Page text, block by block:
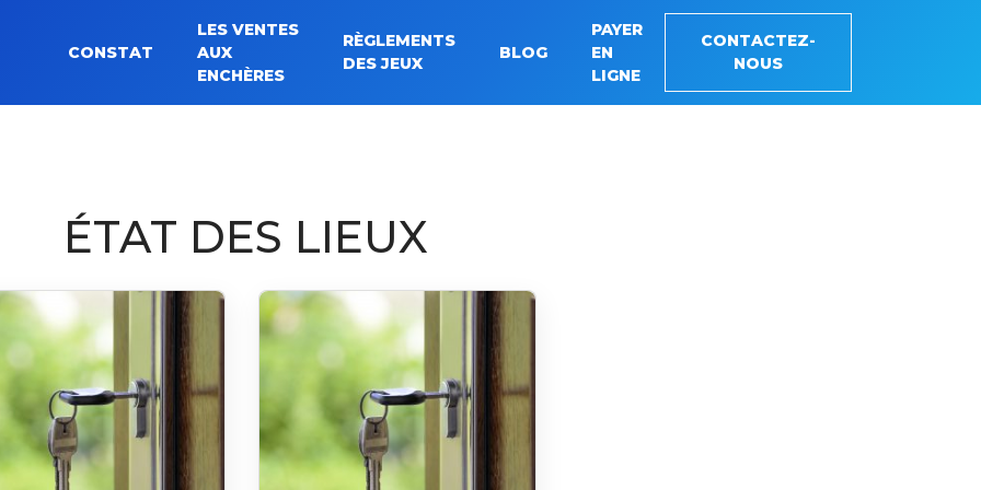
Rechercher :
CONSTAT
LES VENTES
AUX
ENCHÈRES
RÈGLEMENTS
DES JEUX
BLOG
PAYER
EN
LIGNE
CONTACTEZ-
NOUS
ÉTAT DES LIEUX